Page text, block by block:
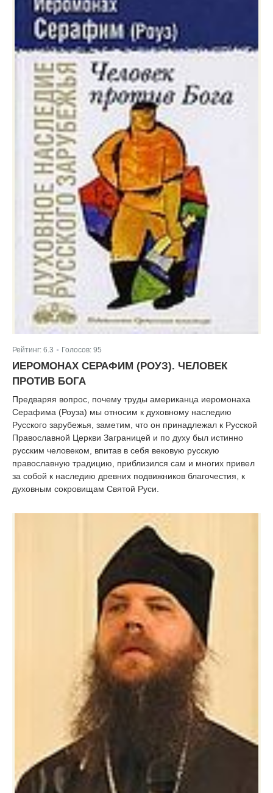
Рейтинг: 6.3 Голосов: 95
ИЕРОМОНАХ СЕРАФИМ (РОУЗ). ЧЕЛОВЕК
ПРОТИВ БОГА
Предваряя вопрос, почему труды американца иеромонаха
Серафима (Роуза) мы относим к духовному наследию
Русского зарубежья, заметим, что он принадлежал к Русской
Православной Церкви Заграницей и по духу был истинно
русским человеком, впитав в себя вековую русскую
православную традицию, приблизился сам и многих привел
за собой к наследию древних подвижников благочестия, к
духовным сокровищам Святой Руси.